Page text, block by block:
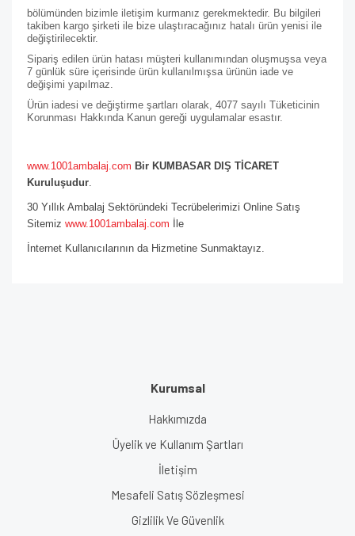
bölümünden bizimle iletişim kurmanız gerekmektedir. Bu bilgileri
takiben kargo şirketi ile bize ulaştıracağınız hatalı ürün yenisi ile
değiştirilecektir.
Sipariş edilen ürün hatası müşteri kullanımından oluşmuşsa veya
7 günlük süre içerisinde ürün kullanılmışsa ürünün iade ve
değişimi yapılmaz.
Ürün iadesi ve değiştirme şartları olarak, 4077 sayılı Tüketicinin
Korunması Hakkında Kanun gereği uygulamalar esastır.
www.1001ambalaj.com Bir KUMBASAR DIŞ TİCARET
Kuruluşudur
30 Yıllık Ambalaj Sektöründeki Tecrübelerimizi Online Satış
Sitemiz www.1001ambalaj.com İle
İnternet Kullanıcılarının da Hizmetine Sunmaktayız.
Kurumsal
Hakkımızda
Üyelik ve Kullanım Şartları
İletişim
Mesafeli Satış Sözleşmesi
Gizlilik Ve Güvenlik